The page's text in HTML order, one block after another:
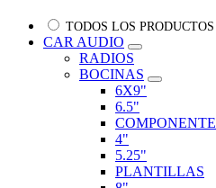
TODOS LOS PRODUCTOS
CAR AUDIO
RADIOS
BOCINAS
6X9"
6.5"
COMPONENTE
4"
5.25"
PLANTILLAS